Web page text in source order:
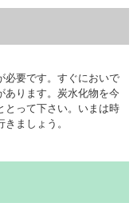
必要です。すぐにおいで
あります。炭水化物を今
とって下さい。いまは時
ましょう。